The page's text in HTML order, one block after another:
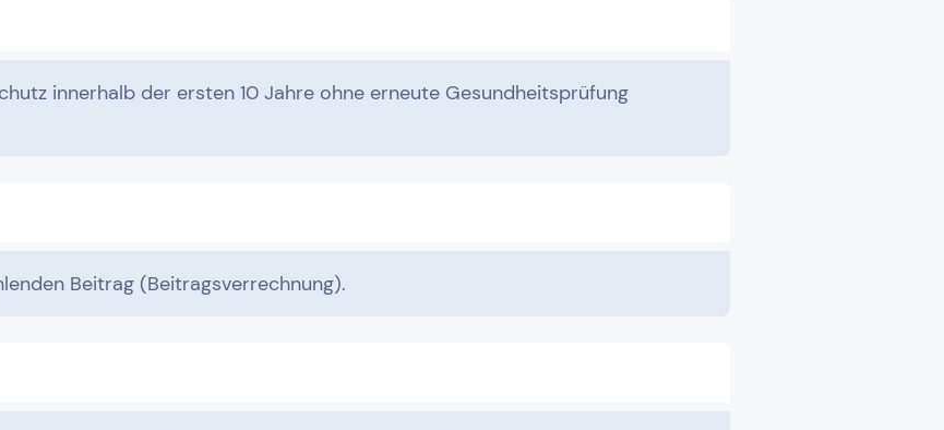
innerhalb der ersten 10 Jahre ohne erneute Gesundheitsprüfung
Beitrag (Beitragsverrechnung).